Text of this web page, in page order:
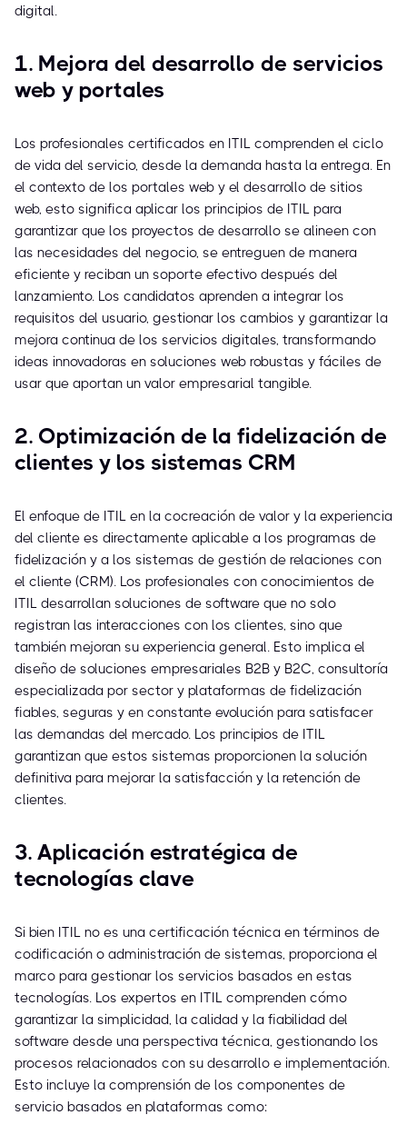
digital.
1. Mejora del desarrollo de servicios
web y portales
Los profesionales certificados en ITIL comprenden el ciclo
de vida del servicio, desde la demanda hasta la entrega. En
el contexto de los portales web y el desarrollo de sitios
web, esto significa aplicar los principios de ITIL para
garantizar que los proyectos de desarrollo se alineen con
las necesidades del negocio, se entreguen de manera
eficiente y reciban un soporte efectivo después del
lanzamiento. Los candidatos aprenden a integrar los
requisitos del usuario, gestionar los cambios y garantizar la
mejora continua de los servicios digitales, transformando
ideas innovadoras en soluciones web robustas y fáciles de
usar que aportan un valor empresarial tangible.
2. Optimización de la fidelización de
clientes y los sistemas CRM
El enfoque de ITIL en la cocreación de valor y la experiencia
del cliente es directamente aplicable a los programas de
fidelización y a los sistemas de gestión de relaciones con
el cliente (CRM). Los profesionales con conocimientos de
ITIL desarrollan soluciones de software que no solo
registran las interacciones con los clientes, sino que
también mejoran su experiencia general. Esto implica el
diseño de soluciones empresariales B2B y B2C, consultoría
especializada por sector y plataformas de fidelización
fiables, seguras y en constante evolución para satisfacer
las demandas del mercado. Los principios de ITIL
garantizan que estos sistemas proporcionen la solución
definitiva para mejorar la satisfacción y la retención de
clientes.
3. Aplicación estratégica de
tecnologías clave
Si bien ITIL no es una certificación técnica en términos de
codificación o administración de sistemas, proporciona el
marco para gestionar los servicios basados en estas
tecnologías. Los expertos en ITIL comprenden cómo
garantizar la simplicidad, la calidad y la fiabilidad del
software desde una perspectiva técnica, gestionando los
procesos relacionados con su desarrollo e implementación.
Esto incluye la comprensión de los componentes de
servicio basados en plataformas como: